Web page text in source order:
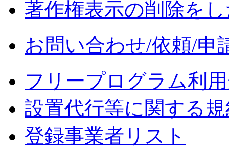
著作権表示の削除を
お問い合わせ/依頼/申
フリープログラム利
設置代行等に関する
登録事業者リスト